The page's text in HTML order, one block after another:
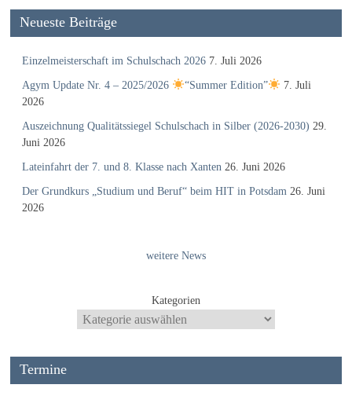
Neueste Beiträge
Einzelmeisterschaft im Schulschach 2026 7. Juli 2026
Agym Update Nr. 4 – 2025/2026 “Summer Edition”
7. Juli
2026
Auszeichnung Qualitätssiegel Schulschach in Silber (2026-2030) 29.
Juni 2026
Lateinfahrt der 7. und 8. Klasse nach Xanten 26. Juni 2026
Der Grundkurs „Studium und Beruf“ beim HIT in Potsdam 26. Juni
2026
weitere News
Kategorien
Termine